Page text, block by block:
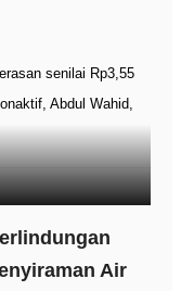
senilai Rp3,55
Abdul Wahid,
Air